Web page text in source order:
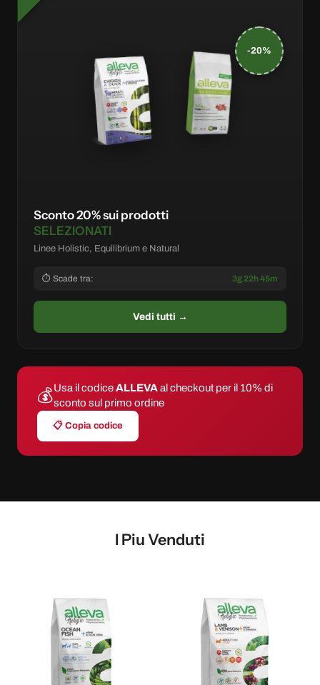
-20%
Sconto 20% sui prodotti
SELEZIONATI
Linee Holistic, Equilibrium e Natural
⏱ Scade tra: 3g 22h 45m
Vedi tutti →
💰Usa il codiceALLEVAal checkout per il 10% di
sconto sul primo ordine
📋 Copia codice
I Piu Venduti